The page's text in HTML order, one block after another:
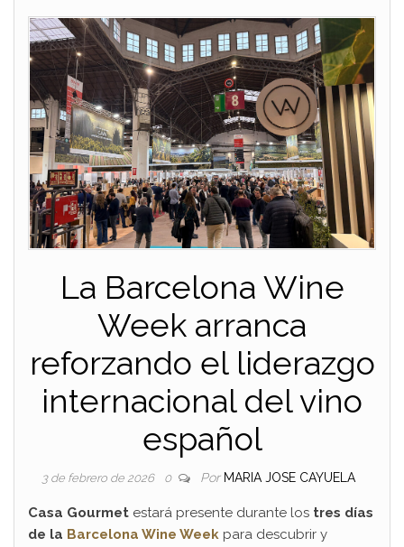
La Barcelona Wine
Week arranca
reforzando el liderazgo
internacional del vino
español
3 de febrero de 2026 0 Por MARIA JOSE CAYUELA
Casa Gourmet estará presente durante los tres días
de la Barcelona Wine Week para descubrir y